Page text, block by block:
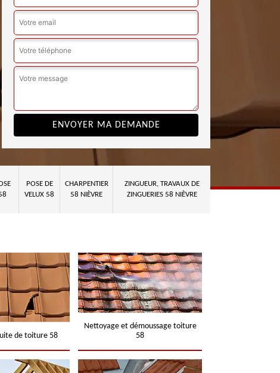
POSE DE
VELUX 58
CHARPENTIER
58 NIÈVRE
ZINGUEUR, TRAVAUX DE
ZINGUERIES 58 NIÈVRE
de toiture 58
Nettoyage et démoussage toiture
58